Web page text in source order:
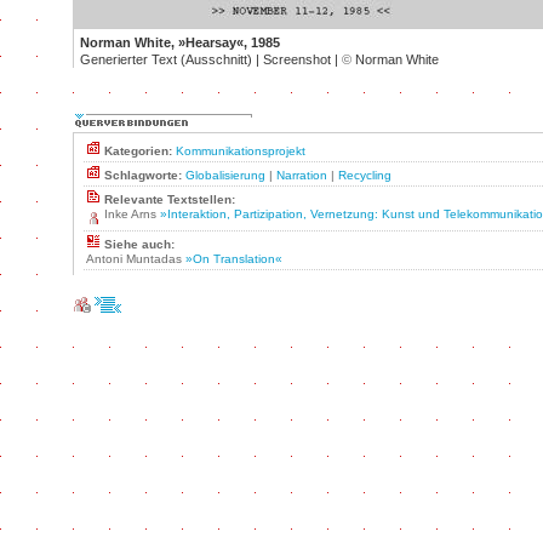
Norman White, »Hearsay«, 1985
Generierter Text (Ausschnitt) | Screenshot | © Norman White
Kategorien: Kommunikationsprojekt
Schlagworte: Globalisierung | Narration | Recycling
Relevante Textstellen:
Inke Arns »Interaktion, Partizipation, Vernetzung: Kunst und
Siehe auch:
Antoni Muntadas »On Translation«